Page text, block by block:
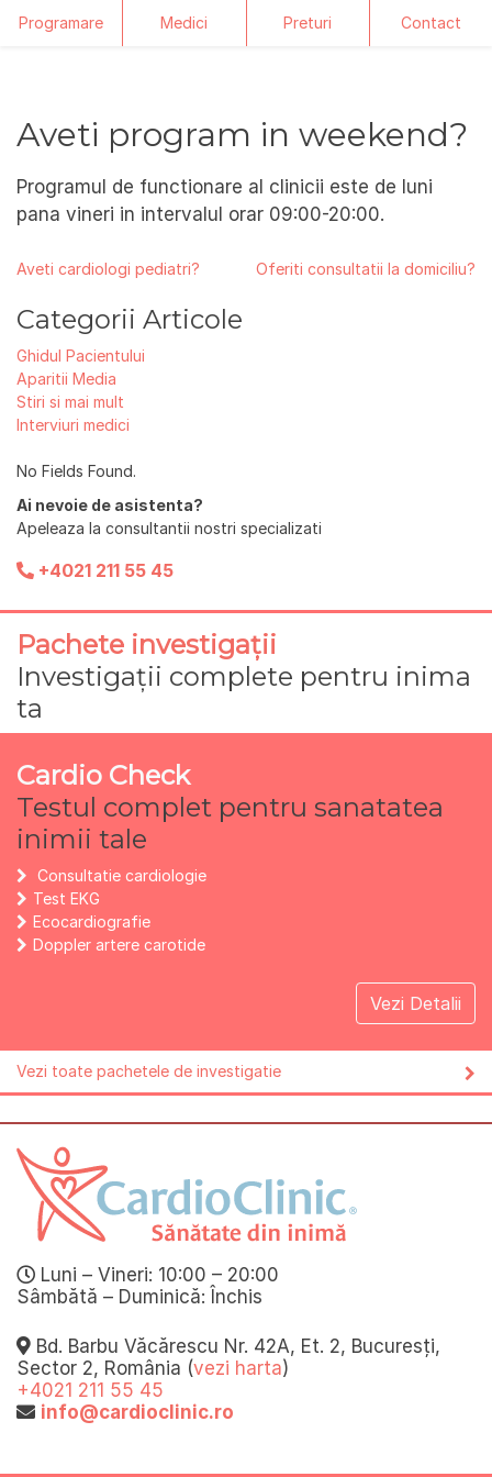
content
Programare Medici Preturi Contact
Aveti program in weekend?
Programul de functionare al clinicii este de luni
pana vineri in intervalul orar 09:00-20:00.
Navigare
în
articole
Aveti cardiologi pediatri? Oferiti consultatii la domiciliu?
Categorii Articole
Ghidul Pacientului
Aparitii Media
Stiri si mai mult
Interviuri medici
No Fields Found.
Ai nevoie de asistenta?
Apeleaza la consultantii nostri specializati
+4021 211 55 45
Pachete investigații
Investigații complete pentru inima
ta
Cardio Check
Testul complet pentru sanatatea
inimii tale
Consultatie cardiologie
Test EKG
Ecocardiografie
Doppler artere carotide
Vezi Detalii
Vezi toate pachetele de investigatie
Luni – Vineri: 10:00 – 20:00
Sâmbătă – Duminică: Închis
Bd. Barbu Văcărescu Nr. 42A, Et. 2, Bucuresți,
Sector 2, România (vezi harta)
+4021 211 55 45
info@cardioclinic.ro